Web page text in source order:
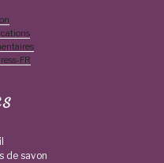
FR
de savon